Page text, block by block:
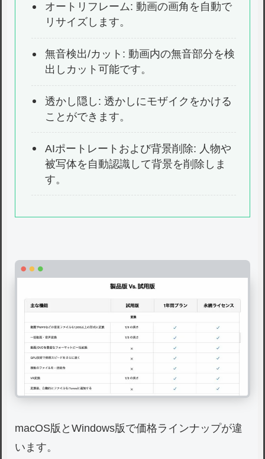
オートリフレーム: 動画の画角を自動で
リサイズします。
無音検出/カット: 動画内の無音部分を検
出しカット可能です。
透かし隠し: 透かしにモザイクをかける
ことができます。
AIポートレートおよび背景削除: 人物や
被写体を自動認識して背景を削除しま
す。
macOS版とWindows版で価格ラインナップが違
います。